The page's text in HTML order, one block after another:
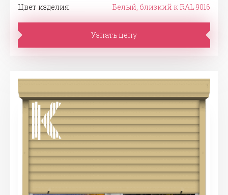
Цвет изделия:
Белый, близкий к RAL 9016
Узнать цену